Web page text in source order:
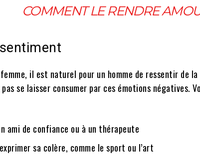
COMMENT LE RENDRE
il est naturel pour un homme de ressentir de la
se laisser consumer par ces émotions négatives.
ami de confiance ou à un thérapeute
sa colère, comme le sport ou l’art